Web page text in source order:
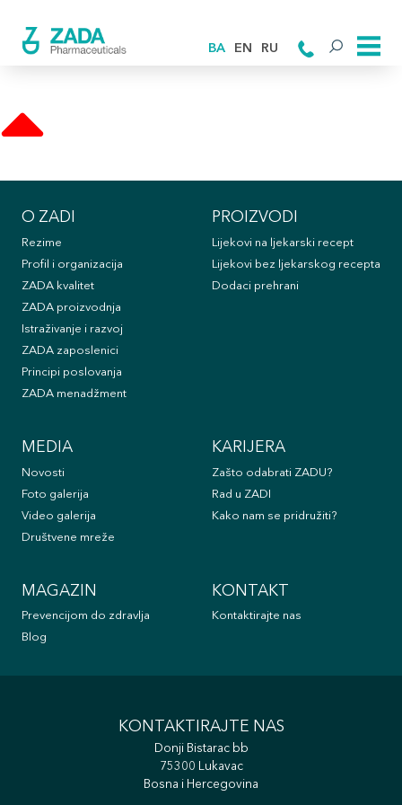
BA EN RU
O ZADI
Rezime
Profil i organizacija
ZADA kvalitet
ZADA proizvodnja
Istraživanje i razvoj
ZADA zaposlenici
Principi poslovanja
ZADA menadžment
PROIZVODI
Lijekovi na ljekarski recept
Lijekovi bez ljekarskog recepta
Dodaci prehrani
MEDIA
Novosti
Foto galerija
Video galerija
Društvene mreže
KARIJERA
Zašto odabrati ZADU?
Rad u ZADI
Kako nam se pridružiti?
MAGAZIN
Prevencijom do zdravlja
Blog
KONTAKT
Kontaktirajte nas
KONTAKTIRAJTE NAS
Donji Bistarac bb
75300 Lukavac
Bosna i Hercegovina